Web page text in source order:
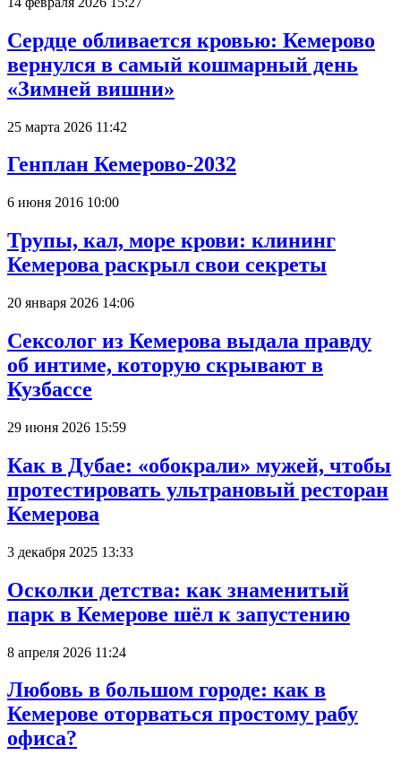
Сердце обливается кровью: Кемерово
вернулся в самый кошмарный день
«Зимней вишни»
25 марта 2026 11:42
Генплан Кемерово-2032
6 июня 2016 10:00
Трупы, кал, море крови: клининг
Кемерова раскрыл свои секреты
20 января 2026 14:06
Сексолог из Кемерова выдала правду
об интиме, которую скрывают в
Кузбассе
29 июня 2026 15:59
Как в Дубае: «обокрали» мужей, чтобы
протестировать ультрановый ресторан
Кемерова
3 декабря 2025 13:33
Осколки детства: как знаменитый
парк в Кемерове шёл к запустению
8 апреля 2026 11:24
Любовь в большом городе: как в
Кемерове оторваться простому рабу
офиса?